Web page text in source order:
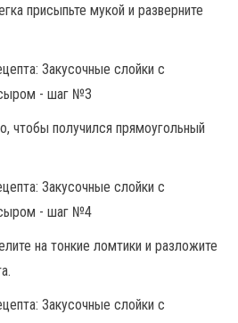
присыпьте мукой и разверните
чтобы получился прямоугольный
на тонкие ломтики и разложите